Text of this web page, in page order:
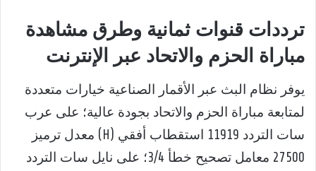
ترددات قنوات ثمانية وطرق مشاهدة
مباراة الحزم والاتحاد عبر الإنترنت
يوفر نظام البث عبر الأقمار الصناعية خيارات متعددة
لمتابعة مباراة الحزم والاتحاد بجودة عالية؛ على عرب
سات التردد 11919 استقطاب أفقي (H) معدل ترميز
27500 معامل تصحيح خطأ 3/4؛ على نايل سات التردد